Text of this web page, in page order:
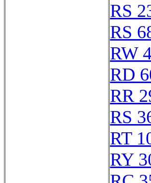
RS
RS
RW
RD
RR
RS
RT
RY